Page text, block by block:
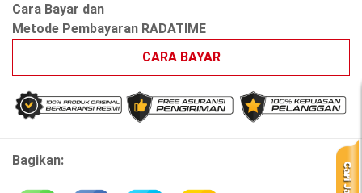
Cara Bayar dan
Metode Pembayaran RADATIME
CARA BAYAR
Bagikan: